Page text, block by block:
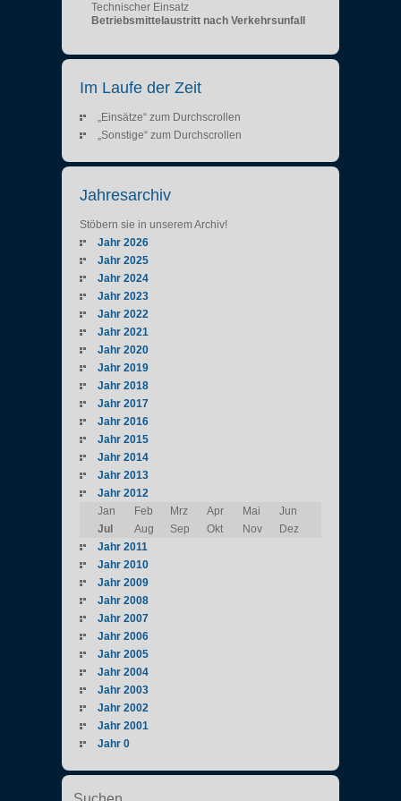
Technischer Einsatz
Betriebsmittelaustritt nach Verkehrsunfall
Im Laufe der Zeit
„Einsätze“ zum Durchscrollen
„Sonstige“ zum Durchscrollen
Jahresarchiv
Stöbern sie in unserem Archiv!
Jahr 2026
Jahr 2025
Jahr 2024
Jahr 2023
Jahr 2022
Jahr 2021
Jahr 2020
Jahr 2019
Jahr 2018
Jahr 2017
Jahr 2016
Jahr 2015
Jahr 2014
Jahr 2013
Jahr 2012
Jan
Feb Mrz Apr Mai
Jun
Jul
Aug Sep Okt Nov
Dez
Jahr 2011
Jahr 2010
Jahr 2009
Jahr 2008
Jahr 2007
Jahr 2006
Jahr 2005
Jahr 2004
Jahr 2003
Jahr 2002
Jahr 2001
Jahr 0